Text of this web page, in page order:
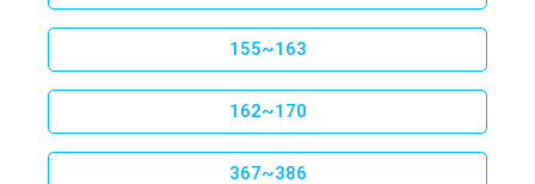
155~163
162~170
367~386